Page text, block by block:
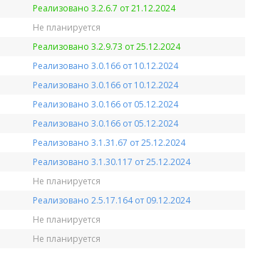
Реализовано 3.2.6.7 от 21.12.2024
Не планируется
Реализовано 3.2.9.73 от 25.12.2024
Реализовано 3.0.166 от 10.12.2024
Реализовано 3.0.166 от 10.12.2024
Реализовано 3.0.166 от 05.12.2024
Реализовано 3.0.166 от 05.12.2024
Реализовано 3.1.31.67 от 25.12.2024
Реализовано 3.1.30.117 от 25.12.2024
Не планируется
Реализовано 2.5.17.164 от 09.12.2024
Не планируется
Не планируется